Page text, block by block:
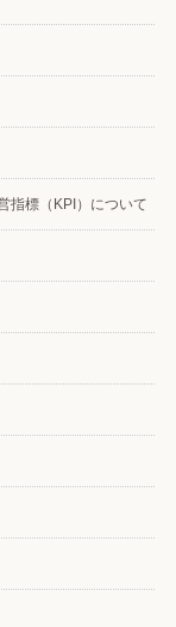
指標（KPI）について